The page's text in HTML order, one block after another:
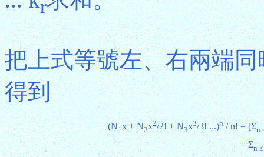
r
把上式等號左、右兩端
得到
(N1x + N2x2/2! + N3x3/3! ...)n/ n! = [Σn
= Σn